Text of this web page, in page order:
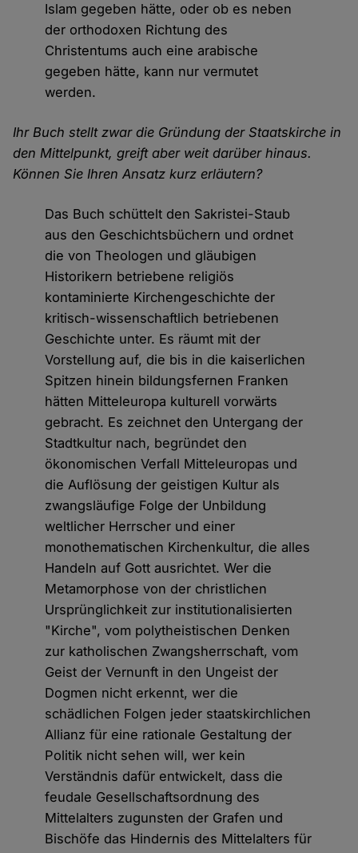
Islam gegeben hätte, oder ob es neben
der orthodoxen Richtung des
Christentums auch eine arabische
gegeben hätte, kann nur vermutet
werden.
Ihr Buch stellt zwar die Gründung der Staatskirche in
den Mittelpunkt, greift aber weit darüber hinaus.
Können Sie Ihren Ansatz kurz erläutern?
Das Buch schüttelt den Sakristei-Staub
aus den Geschichtsbüchern und ordnet
die von Theologen und gläubigen
Historikern betriebene religiös
kontaminierte Kirchengeschichte der
kritisch-wissenschaftlich betriebenen
Geschichte unter. Es räumt mit der
Vorstellung auf, die bis in die kaiserlichen
Spitzen hinein bildungsfernen Franken
hätten Mitteleuropa kulturell vorwärts
gebracht. Es zeichnet den Untergang der
Stadtkultur nach, begründet den
ökonomischen Verfall Mitteleuropas und
die Auflösung der geistigen Kultur als
zwangsläufige Folge der Unbildung
weltlicher Herrscher und einer
monothematischen Kirchenkultur, die alles
Handeln auf Gott ausrichtet. Wer die
Metamorphose von der christlichen
Ursprünglichkeit zur institutionalisierten
"Kirche", vom polytheistischen Denken
zur katholischen Zwangsherrschaft, vom
Geist der Vernunft in den Ungeist der
Dogmen nicht erkennt, wer die
schädlichen Folgen jeder staatskirchlichen
Allianz für eine rationale Gestaltung der
Politik nicht sehen will, wer kein
Verständnis dafür entwickelt, dass die
feudale Gesellschaftsordnung des
Mittelalters zugunsten der Grafen und
Bischöfe das Hindernis des Mittelalters für